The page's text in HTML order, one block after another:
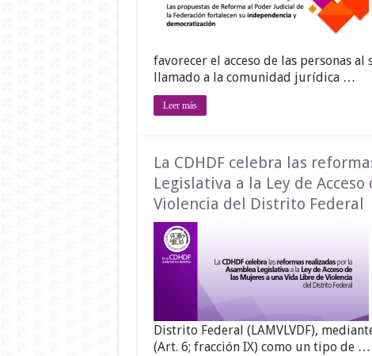
favorecer el acceso de las personas
llamado a la comunidad jurídica …
Leer más
La CDHDF celebra las
Legislativa a la Ley de
Violencia del Distrito Federal
Distrito Federal (LAMVLVDF),
(Art. 6; fracción IX) como un tipo de …